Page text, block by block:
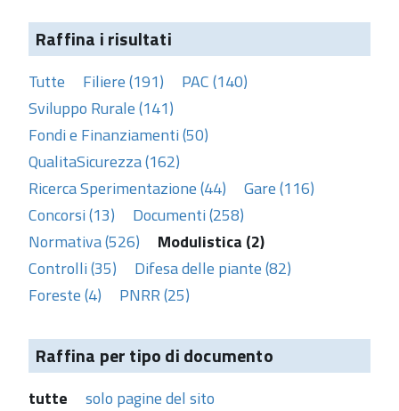
Raffina i risultati
Tutte Filiere (191)
PAC (140)
Sviluppo Rurale (141)
Fondi e Finanziamenti (50)
QualitaSicurezza (162)
Ricerca Sperimentazione (44)
Gare (116)
Concorsi (13)
Documenti (258)
Normativa (526)
Modulistica (2)
Controlli (35)
Difesa delle piante (82)
Foreste (4)
PNRR (25)
Raffina per tipo di documento
tutte
solo pagine del sito